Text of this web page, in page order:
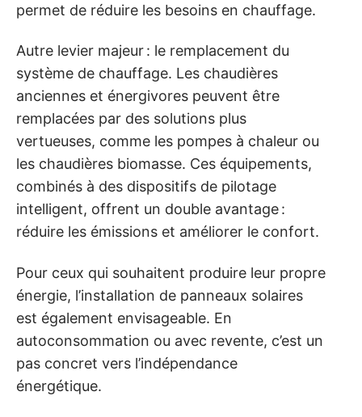
permet de réduire les besoins en chauffage.
Autre levier majeur : le remplacement du
système de chauffage. Les chaudières
anciennes et énergivores peuvent être
remplacées par des solutions plus
vertueuses, comme les pompes à chaleur ou
les chaudières biomasse. Ces équipements,
combinés à des dispositifs de pilotage
intelligent, offrent un double avantage :
réduire les émissions et améliorer le confort.
Pour ceux qui souhaitent produire leur propre
énergie, l’installation de panneaux solaires
est également envisageable. En
autoconsommation ou avec revente, c’est un
pas concret vers l’indépendance
énergétique.